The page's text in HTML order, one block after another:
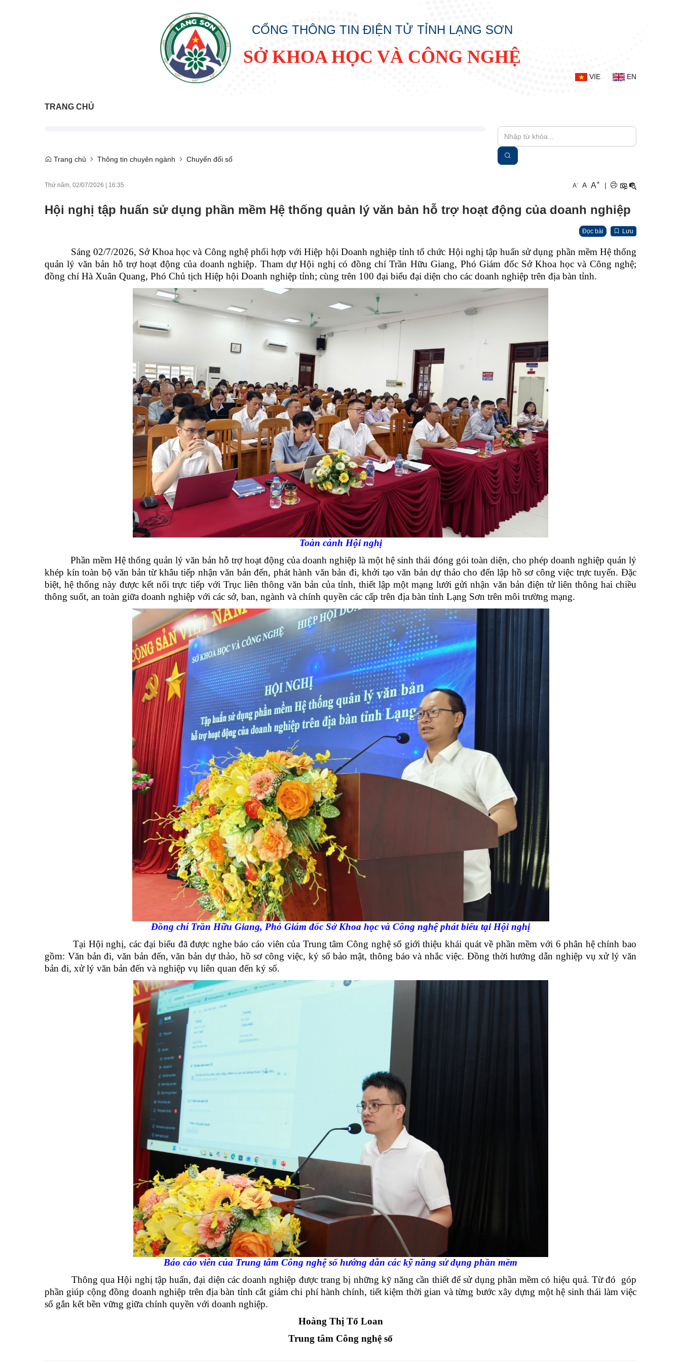
CỔNG THÔNG TIN ĐIỆN TỬ TỈNH LẠNG SƠN
SỞ KHOA HỌC VÀ CÔNG NGHỆ
VIE EN
TRANG CHỦ
Trang chủ Thông tin chuyên ngành Chuyển đổi số
Thứ năm, 02/07/2026 | 16:35 A- A A+ |
Hội nghị tập huấn sử dụng phần mềm Hệ thống quản lý văn bản hỗ trợ hoạt động của doanh nghiệp
Đọc bài Lưu
Sáng 02/7/2026, Sở Khoa học và Công nghệ phối hợp với Hiệp hội Doanh nghiệp tỉnh tổ chức Hội nghị tập huấn sử dụng phần mềm Hệ thống
quản lý văn bản hỗ trợ hoạt động của doanh nghiệp. Tham dự Hội nghị có đồng chí Trần Hữu Giang, Phó Giám đốc Sở Khoa học và Công nghệ;
đồng chí Hà Xuân Quang, Phó Chủ tịch Hiệp hội Doanh nghiệp tỉnh; cùng trên 100 đại biểu đại diện cho các doanh nghiệp trên địa bàn tỉnh.
Toàn cảnh Hội nghị
Phần mềm Hệ thống quản lý văn bản hỗ trợ hoạt động của doanh nghiệp là một hệ sinh thái đóng gói toàn diện, cho phép doanh nghiệp quản lý
khép kín toàn bộ văn bản từ khâu tiếp nhận văn bản đến, phát hành văn bản đi, khởi tạo văn bản dự thảo cho đến lập hồ sơ công việc trực tuyến. Đặc
biệt, hệ thống này được kết nối trực tiếp với Trục liên thông văn bản của tỉnh, thiết lập một mạng lưới gửi nhận văn bản điện tử liên thông hai chiều
thông suốt, an toàn giữa doanh nghiệp với các sở, ban, ngành và chính quyền các cấp trên địa bàn tỉnh Lạng Sơn trên môi trường mạng.
Đồng chí Trần Hữu Giang, Phó Giám đốc Sở Khoa học và Công nghệ phát biểu tại Hội nghị
Tại Hội nghị, các đại biểu đã được nghe báo cáo viên của Trung tâm Công nghệ số giới thiệu khái quát về phần mềm với 6 phân hệ chính bao
gồm: Văn bản đi, văn bản đến, văn bản dự thảo, hồ sơ công việc, ký số bảo mật, thông báo và nhắc việc. Đồng thời hướng dẫn nghiệp vụ xử lý văn
bản đi, xử lý văn bản đến và nghiệp vụ liên quan đến ký số.
Báo cáo viên của Trung tâm Công nghệ số hướng dẫn các kỹ năng sử dụng phần mềm
Thông qua Hội nghị tập huấn, đại diện các doanh nghiệp được trang bị những kỹ năng cần thiết để sử dụng phần mềm có hiệu quả. Từ đó góp
phần giúp cộng đồng doanh nghiệp trên địa bàn tỉnh cắt giảm chi phí hành chính, tiết kiệm thời gian và từng bước xây dựng một hệ sinh thái làm việc
số gắn kết bền vững giữa chính quyền với doanh nghiệp.
Hoàng Thị Tố Loan
Trung tâm Công nghệ số